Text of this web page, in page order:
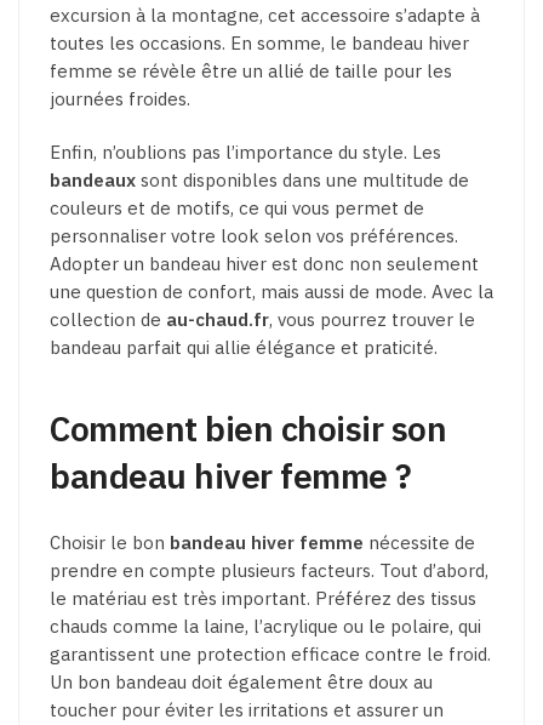
excursion à la montagne, cet accessoire s’adapte à
toutes les occasions. En somme, le bandeau hiver
femme se révèle être un allié de taille pour les
journées froides.
Enfin, n’oublions pas l’importance du style. Les
bandeaux sont disponibles dans une multitude de
couleurs et de motifs, ce qui vous permet de
personnaliser votre look selon vos préférences.
Adopter un bandeau hiver est donc non seulement
une question de confort, mais aussi de mode. Avec la
collection de au-chaud.fr, vous pourrez trouver le
bandeau parfait qui allie élégance et praticité.
Comment bien choisir son
bandeau hiver femme ?
Choisir le bon bandeau hiver femme nécessite de
prendre en compte plusieurs facteurs. Tout d’abord,
le matériau est très important. Préférez des tissus
chauds comme la laine, l’acrylique ou le polaire, qui
garantissent une protection efficace contre le froid.
Un bon bandeau doit également être doux au
toucher pour éviter les irritations et assurer un